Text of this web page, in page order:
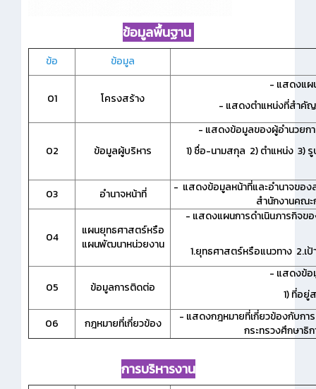
ข้อมูลพื้นฐาน
ข้อ ข้อมูล
01 โครงสร้าง
- แสดงแผ
- แสดงตำแหน่งที่สำคัญ
02 ข้อมูลผู้บริหาร
- แสดงข้อมูลของผู้อำนวยก
1) ชื่อ-นามสกุล 2) ตำแหน่ง
03 อำนาจหน้าที่
- แสดงข้อมูลหน้าที่และอำนาจของ
สำนักงานคณะ
04
แผนยุทธศาสตร์หรือ
แผนพัฒนาหน่วยงาน
- แสดงแผนการดำเนินภารกิ
1.ยุทธศาสตร์หรือแนวทาง 2.เ
05 ข้อมูลการติดต่อ
- แสดงข้อ
1) ที่อยู่
06
กฎหมายที่เกี่ยวข้อง
- แสดงกฎหมายที่เกี่ยวข้องกับกา
กระทรวงศึกษาธิ
การบริหารงาน